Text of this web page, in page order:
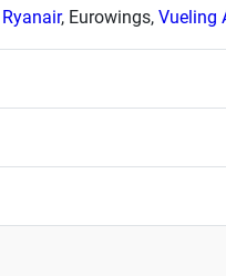
Ryanair, Eurowings, Vueling